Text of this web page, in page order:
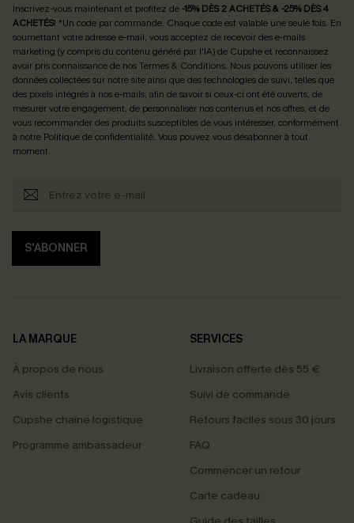
Inscrivez-vous maintenant et profitez de -15% DÈS 2 ACHETÉS & -25% DÈS 4
ACHETÉS! *Un code par commande. Chaque code est valable une seule fois. En
soumettant votre adresse e-mail, vous acceptez de recevoir des e-mails
marketing (y compris du contenu généré par l'IA) de Cupshe et reconnaissez
avoir pris connaissance de nosTermes & Conditions. Nous pouvons utiliser les
données collectées sur notre site ainsi que des technologies de suivi, telles que
des pixels intégrés à nos e-mails, afin de savoir si ceux-ci ont été ouverts, de
mesurer votre engagement, de personnaliser nos contenus et nos offres, et de
vous recommander des produits susceptibles de vous intéresser, conformément
à notre Politique de confidentialité. Vous pouvez vous désabonner à tout
moment.
S'ABONNER
LA MARQUE
À propos de nous
Avis clients
Cupshe chaîne logistique
Programme ambassadeur
SERVICES
Livraison offerte dès 55 €
Suivi de commande
Retours faciles sous 30 jours
FAQ
Commencer un retour
Carte cadeau
PROFITEZ DE -15%